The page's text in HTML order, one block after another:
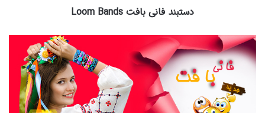
دستبند فانی بافت Loom Bands